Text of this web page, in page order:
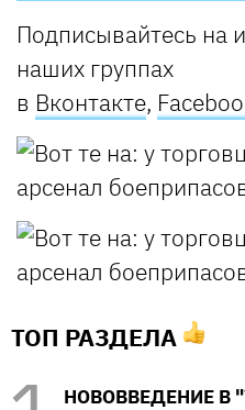
Подписывайтесь на
наших группах
в Вконтакте,
ТОП РАЗДЕЛА
НОВОВВЕДЕНИЕ В